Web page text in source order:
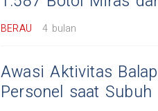
BERAU 4 bulan
Awasi Aktivitas
Personel saat Subuh